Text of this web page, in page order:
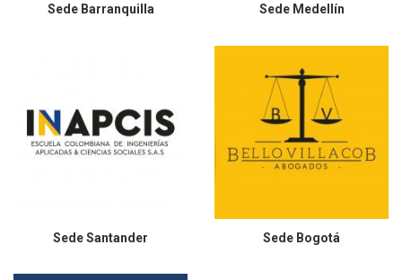
Sede Barranquilla Sede Medellín
SedeSantander Sede Bogotá